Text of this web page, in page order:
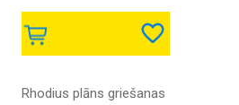
Rhodius plāns griešanas